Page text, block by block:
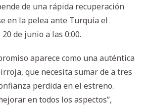
de una rápida recuperación
en la pelea ante Turquía el
de junio a las 0:00.
aparece como una auténtica
que necesita sumar de a tres
perdida en el estreno.
en todos los aspectos”,